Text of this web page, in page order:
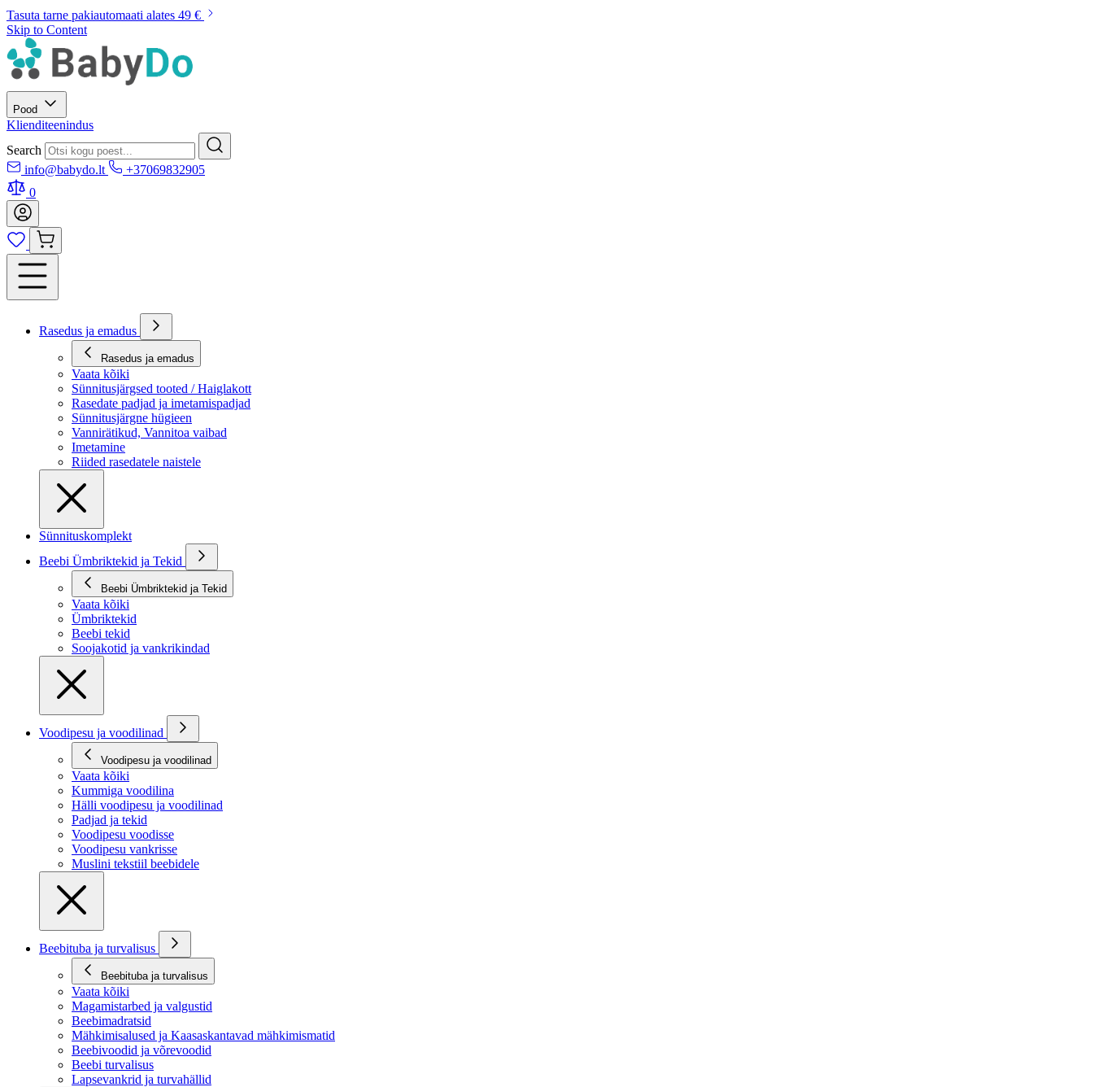
Tasuta tarne pakiautomaati alates 49 €
Skip to Content
Pood
Klienditeenindus
Search
info@babydo.lt
+37069832905
0
Rasedus ja emadus
Rasedus ja emadus
Vaata kõiki
Sünnitusjärgsed tooted / Haiglakott
Rasedate padjad ja imetamispadjad
Sünnitusjärgne hügieen
Vannirätikud, Vannitoa vaibad
Imetamine
Riided rasedatele naistele
Sünnituskomplekt
Beebi Ümbriktekid ja Tekid
Beebi Ümbriktekid ja Tekid
Vaata kõiki
Ümbriktekid
Beebi tekid
Soojakotid ja vankrikindad
Voodipesu ja voodilinad
Voodipesu ja voodilinad
Vaata kõiki
Kummiga voodilina
Hälli voodipesu ja voodilinad
Padjad ja tekid
Voodipesu voodisse
Voodipesu vankrisse
Muslini tekstiil beebidele
Beebituba ja turvalisus
Beebituba ja turvalisus
Vaata kõiki
Magamistarbed ja valgustid
Beebimadratsid
Mähkimisalused ja Kaasaskantavad mähkimismatid
Beebivoodid ja võrevoodid
Beebi turvalisus
Lapsevankrid ja turvahällid